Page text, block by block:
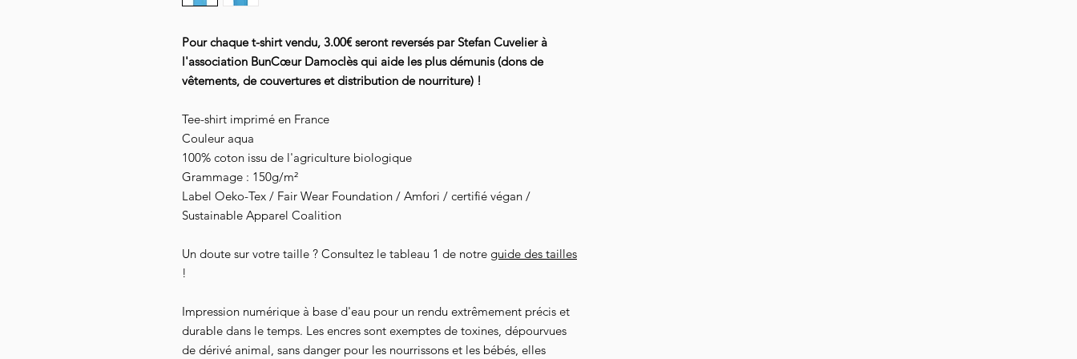
Pour chaque t-shirt vendu, 3.00€ seront reversés par Stefan Cuvelier à
l'association BunCœur Damoclès qui aide les plus démunis (dons de
vêtements, de couvertures et distribution de nourriture) !
Tee-shirt imprimé en France
Couleur aqua
100% coton issu de l'agriculture biologique
Grammage : 150g/m²
Label Oeko-Tex / Fair Wear Foundation / Amfori / certifié végan /
Sustainable Apparel Coalition
Un doute sur votre taille ? Consultez le tableau 1 de notre guide des tailles
!
Impression numérique à base d'eau pour un rendu extrêmement précis et
durable dans le temps. Les encres sont exemptes de toxines, dépourvues
de dérivé animal, sans danger pour les nourrissons et les bébés, elles